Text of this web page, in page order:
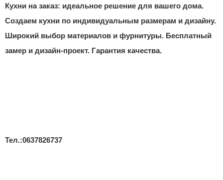
Кухни на заказ: идеальное решение для вашего дома.
Создаем кухни по индивидуальным размерам и дизайну.
Широкий выбор материалов и фурнитуры. Бесплатный
замер и дизайн-проект. Гарантия качества.
Тел.:0637826737